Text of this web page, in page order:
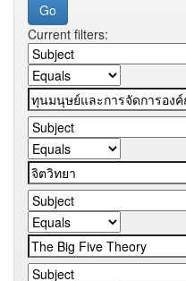
Current filters: